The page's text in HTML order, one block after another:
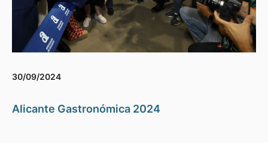
30/09/2024
Alicante Gastronómica 2024